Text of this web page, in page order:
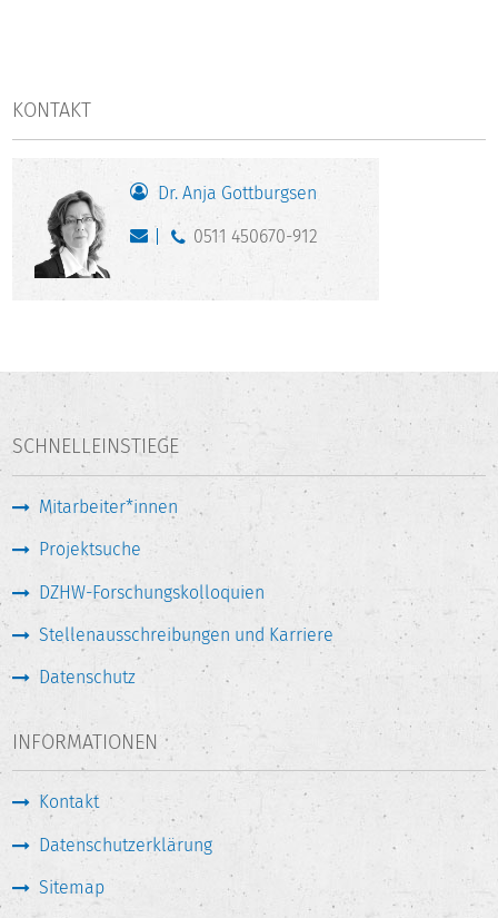
KONTAKT
Dr. Anja Gottburgsen
0511 450670-912
SCHNELLEINSTIEGE
Mitarbeiter*innen
Projektsuche
DZHW-Forschungskolloquien
Stellenausschreibungen und Karriere
Datenschutz
INFORMATIONEN
Kontakt
Datenschutzerklärung
Sitemap